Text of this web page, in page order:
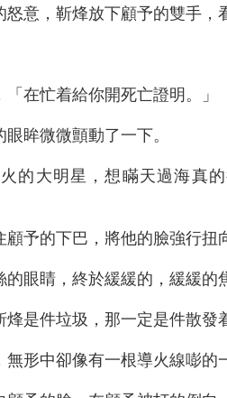
，靳烽放下顧予的雙手，
忙着給你開死亡證明。」
眸微微顫動了一下。
大明星，想瞞天過海真的
的下巴，將他的臉強行扭
睛，終於緩緩的，緩緩的
件垃圾，那一定是件散發
中卻像有一根導火線嘭的